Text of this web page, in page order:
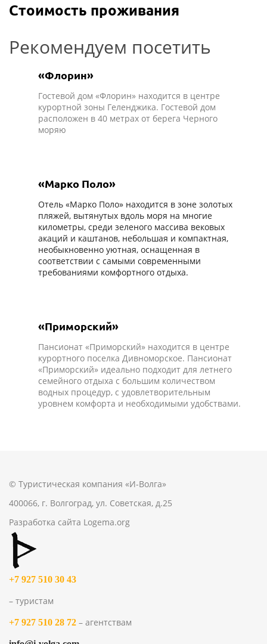
Стоимость проживания
Рекомендуем посетить
«Флорин»
Гостевой дом «Флорин» находится в центре
курортной зоны Геленджика. Гостевой дом
расположен в 40 метрах от берега Черного
моряю
«Марко Поло»
Отель «Марко Поло» находится в зоне золотых
пляжей, вытянутых вдоль моря на многие
километры, среди зеленого массива вековых
акаций и каштанов, небольшая и компактная,
необыкновенно уютная, оснащенная в
соответствии с самыми современными
требованиями комфортного отдыха.
«Приморский»
Пансионат «Приморский» находится в центре
курортного поселка Дивноморское. Пансионат
«Приморский» идеально подходит для летнего
семейного отдыха с большим количеством
водных процедур, с удовлетворительным
уровнем комфорта и необходимыми удобствами.
© Туристическая компания «И-Волга»
400066, г. Волгоград, ул. Советская, д.25
Разработка сайта Logema.org
+7 927 510 30 43
– туристам
+7 927 510 28 72 – агентствам